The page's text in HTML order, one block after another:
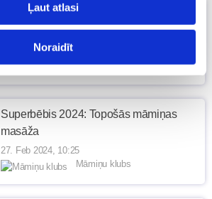
Ļaut atlasi
Noraidīt
Superbēbis 2024: Grūtnieču toksikoze
Māmiņu klubs
Superbēbis 2024: Topošās māmiņas
masāža
27. Feb 2024, 10:25
Māmiņu klubs